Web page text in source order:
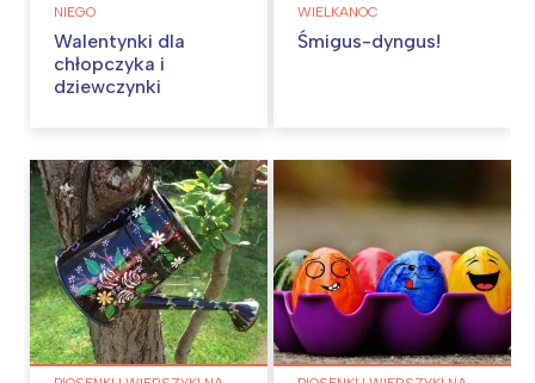
NIEGO
Walentynki dla
chłopczyka i
dziewczynki
WIELKANOC
Śmigus-dyngus!